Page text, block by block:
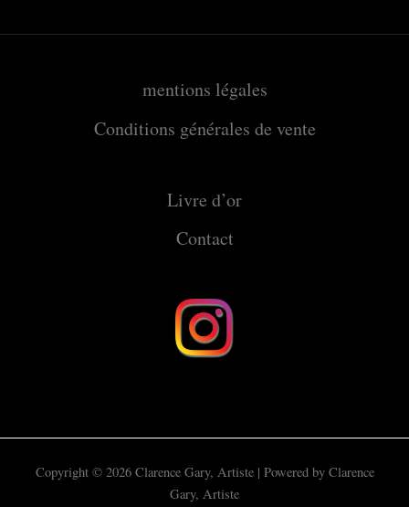
mentions légales
Conditions générales de vente
Livre d’or
Contact
Copyright © 2026 Clarence Gary, Artiste | Powered by Clarence
Gary, Artiste